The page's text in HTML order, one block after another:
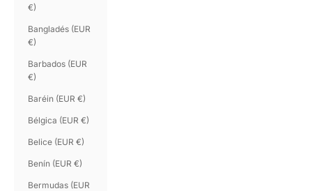
€)
Bangladés (EUR
€)
Barbados (EUR
€)
Baréin (EUR €)
Bélgica (EUR €)
Belice (EUR €)
Benín (EUR €)
Bermudas (EUR